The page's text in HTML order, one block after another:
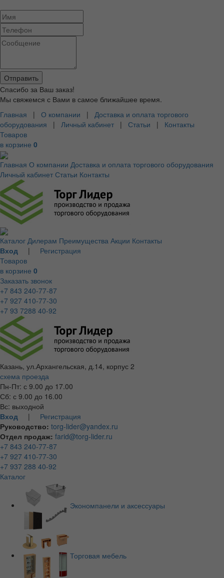
Спасибо за Ваш заказ!
Мы свяжемся с Вами в самое ближайшее время.
Главная | О компании | Доставка и оплата торгового
оборудования | Личный кабинет | Статьи | Контакты
Товаров
в корзине 0
Главная О компании Доставка и оплата торгового оборудования
Личный кабинет Статьи Контакты
Каталог Дилерам Преимущества Акции Контакты
Вход | Регистрация
Товаров
в корзине 0
Заказать звонок
+7 843 240-77-87
+7 927 410-77-30
+7 93 7288 40-92
Казань, ул.Архангельская, д.14, корпус 2
схема проезда
Пн-Пт: с 9.00 до 17.00
Сб: с 9.00 до 16.00
Вс: выходной
Вход | Регистрация
Руководство: torg-lider@yandex.ru
Отдел продаж: farid@torg-lider.ru
+7 843 240-77-87
+7 927 410-77-30
+7 937 288 40-92
Каталог
Экономпанели и аксессуары
Торговая мебель